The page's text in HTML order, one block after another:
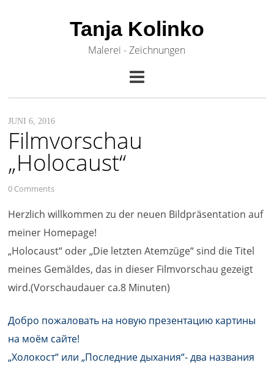
Tanja Kolinko
Malerei - Zeichnungen
JUNI 6, 2016
Filmvorschau
„Holocaust“
0 Comments
Herzlich willkommen zu der neuen Bildpräsentation auf
meiner Homepage!
„Holocaust“ oder „Die letzten Atemzüge“ sind die Titel
meines Gemäldes, das in dieser Filmvorschau gezeigt
wird.(Vorschaudauer ca.8 Minuten)
Добро пожаловать на новую презентацию картины
на моём сайте!
„Холокост“ или „Последние дыхания“- два названия